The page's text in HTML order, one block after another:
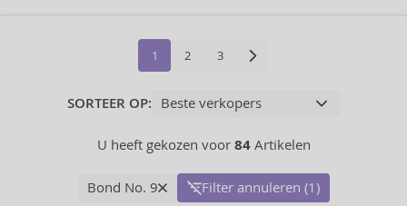
1 2 3
SORTEER OP:
U heeft gekozen voor 84Artikelen
Bond No. 9 Filter annuleren (1)